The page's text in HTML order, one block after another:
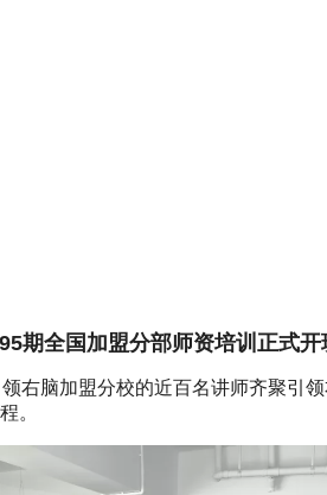
期全国加盟分部师资培训正式开
右脑加盟分校的近百名讲师齐聚引
。